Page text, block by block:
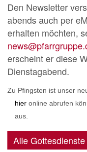
Den Newsletter
abends auch per
erhalten möchten,
erscheint er diese
Dienstagabend.
Zu Pfingsten ist unser
hier online abrufen
aus.
Alle